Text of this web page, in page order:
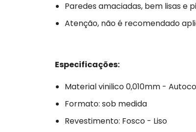
Paredes amaciadas, bem lisas e
Atenção, não é recomendado
Especificações:
Material vinilico 0,010mm -
Formato: sob medida
Revestimento: Fosco - Liso